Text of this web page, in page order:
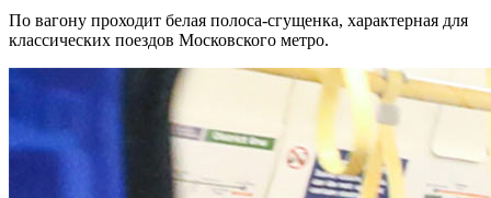
По вагону проходит белая полоса-сгущенка, характерная для
классических поездов Московского метро.